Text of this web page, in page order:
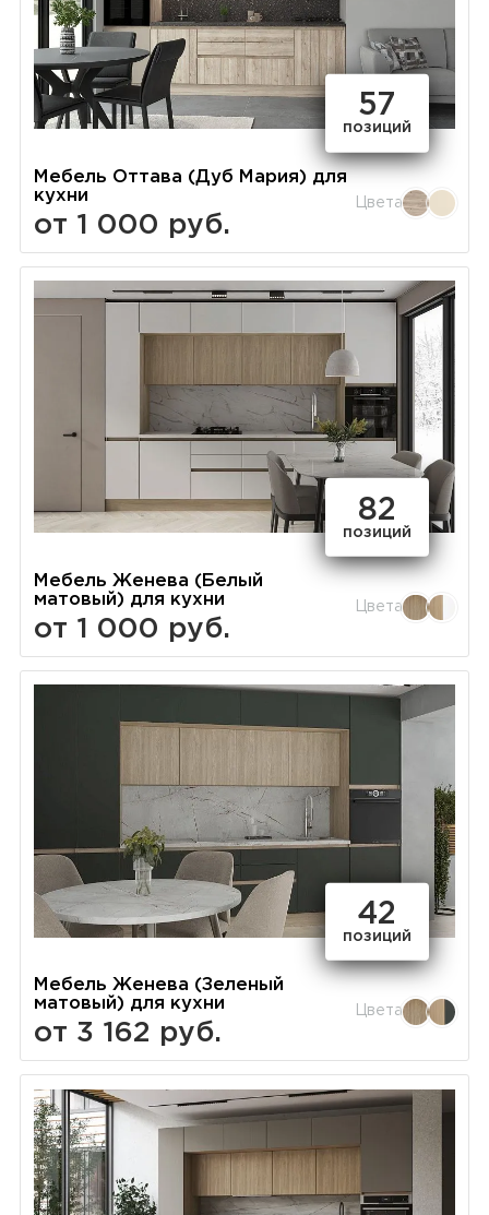
57
позиций
Мебель Оттава (Дуб Мария) для
кухни
от 1 000 руб.
Цвета
82
позиций
Мебель Женева (Белый
матовый) для кухни
от 1 000 руб.
Цвета
42
позиций
Мебель Женева (Зеленый
матовый) для кухни
от 3 162 руб.
Цвета